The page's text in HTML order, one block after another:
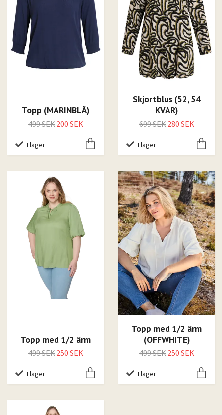
Topp (MARINBLÅ)
499 SEK 200 SEK
I lager
Skjortblus (52, 54
KVAR)
699 SEK 280 SEK
I lager
Topp med 1/2 ärm
499 SEK 250 SEK
I lager
Topp med 1/2 ärm
(OFFWHITE)
499 SEK 250 SEK
I lager